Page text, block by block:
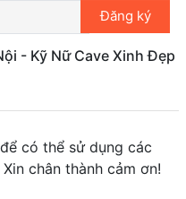
Đăng ký
- Kỹ Nữ Cave Xinh Đẹp
có thể sử dụng các
chân thành cảm ơn!